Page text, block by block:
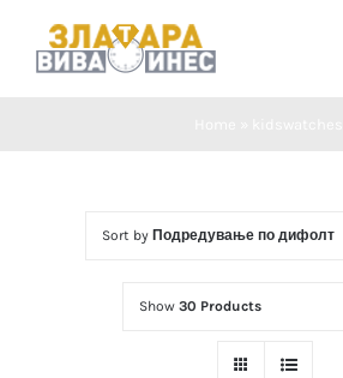
Sort by Подредување по дифолт
Show 30 Products